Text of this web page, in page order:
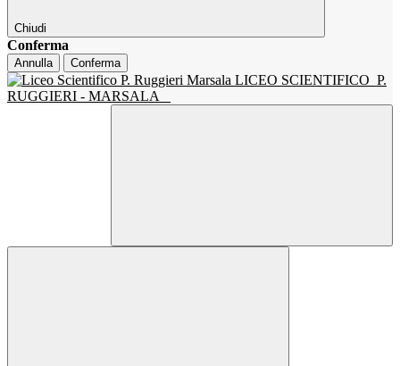
Chiudi
Conferma
Annulla Conferma
LICEO SCIENTIFICO P.
RUGGIERI - MARSALA